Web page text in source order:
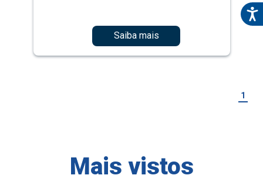
Saiba mais
1
Mais vistos